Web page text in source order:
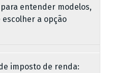
entender modelos,
a opção
imposto de renda: